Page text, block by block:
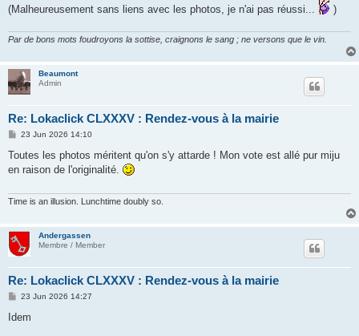
(Malheureusement sans liens avec les photos, je n'ai pas réussi...
)
Par de bons mots foudroyons la sottise, craignons le sang ; ne versons que le vin.
Beaumont
Admin
Re: Lokaclick CLXXXV : Rendez-vous à la mairie
P
s
23 Jun 2026 14:10
Toutes les photos méritent qu'on s'y attarde ! Mon vote est allé pur miju
en raison de l'originalité.
Time is an illusion. Lunchtime doubly so.
Andergassen
Membre / Member
Re: Lokaclick CLXXXV : Rendez-vous à la mairie
P
s
23 Jun 2026 14:27
Idem